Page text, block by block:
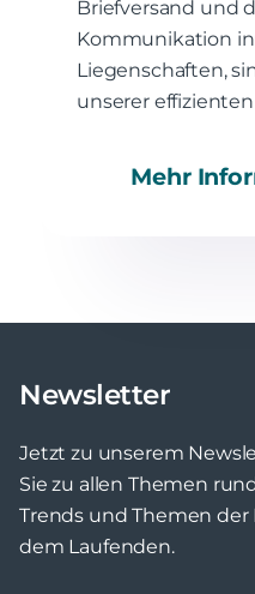
Briefversand und
Kommunikation
Liegenschaften,
unserer
Mehr
Newsletter
Jetzt zu unserem
Sie zu allen Themen
Trends und Themen
dem Laufenden.